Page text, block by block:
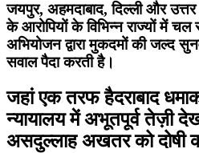
जयपुर, अहमदाबाद, दिल्ली और
के आरोपियों के विभिन्न राज्यों में
अभियोजन द्वारा मुकदमों की जल्द
सवाल पैदा करती है।
जहां एक तरफ हैदराबाद
न्यायालय में अभूतपूर्व तेज़ी
असदुल्लाह अखतर को दोषी